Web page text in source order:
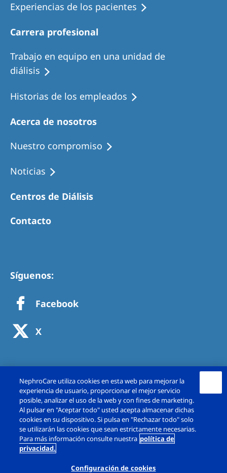
Experiencias de los pacientes
Carrera profesional
Trabajo en equipo en una unidad de
diálisis
Historias de los empleados
Acerca de nosotros
Nuestro compromiso
Noticias
Centros de Diálisis
Contacto
Síguenos:
Facebook
X
Copyright © Fresenius Medical Care España,
S.A.U. 2026. Todos los derechos reservado.
NephroCare utiliza cookies en esta web para mejorar la
experiencia de usuario, proporcionar el mejor servicio
posible, analizar el uso de la web y con fines de marketing.
Al pulsar en "Aceptar todo" usted acepta almacenar dichas
cookies en su dispositivo. Si pulsa en "Rechazar todo" solo
se utilizarán las cookies que sean estrictamente necesarias.
Para más información consulte nuestra política de
privacidad.
Configuración de cookies